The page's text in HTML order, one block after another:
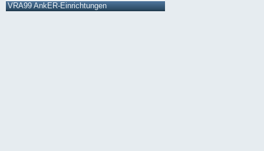
VRA99 AnkER-Einrichtungen